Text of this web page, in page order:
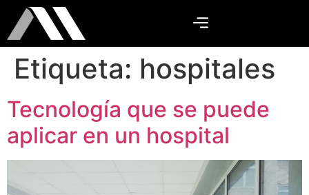
Etiqueta: hospitales
Tecnología que se puede
aplicar en un hospital